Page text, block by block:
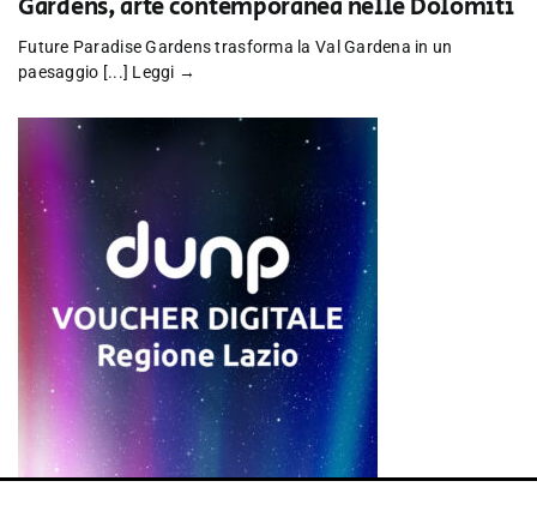
Gardens, arte contemporanea nelle Dolomiti
Future Paradise Gardens trasforma la Val Gardena in un
paesaggio [...] Leggi →